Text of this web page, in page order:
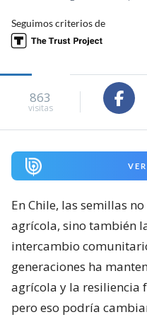
Seguimos criterios de
863
visitas
En Chile, las semillas
agrícola, sino también
intercambio
generaciones ha
agrícola y la resiliencia
pero eso podría